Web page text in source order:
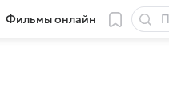
Фильмы онлайн